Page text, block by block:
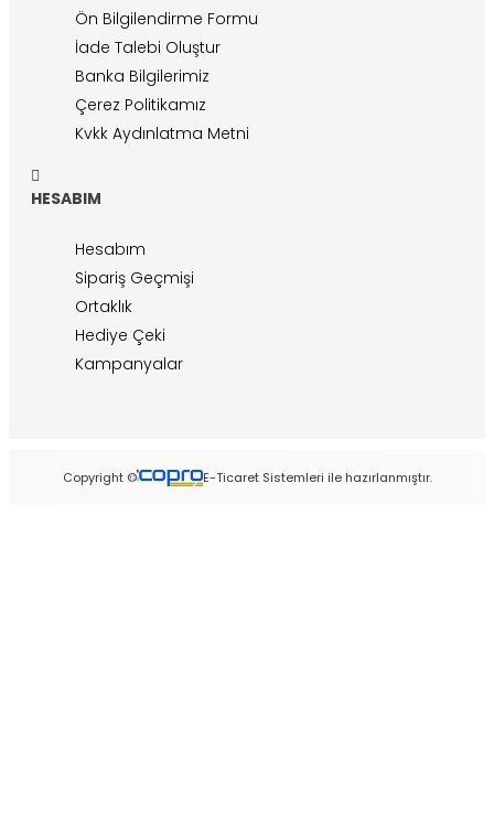
Ön Bilgilendirme Formu
İade Talebi Oluştur
Banka Bilgilerimiz
Çerez Politikamız
Kvkk Aydınlatma Metni
HESABIM
Hesabım
Sipariş Geçmişi
Ortaklık
Hediye Çeki
Kampanyalar